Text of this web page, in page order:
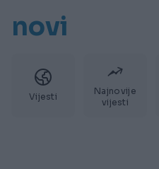
novi
Vijesti
Najnovije
vijesti